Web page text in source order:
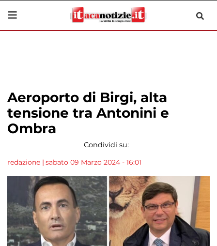
Aeroporto di Birgi, alta
tensione tra Antonini e
Ombra
Condividi su:
redazione | sabato 09 Marzo 2024 - 16:01